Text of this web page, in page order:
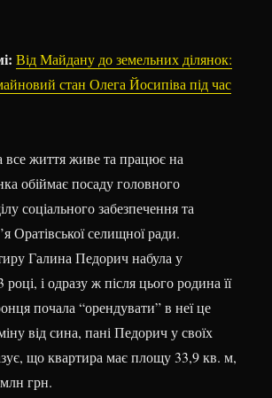
Від Майдану до земельних ділянок:
стан Олега Йосипіва під час
все життя живе та працює на
обіймає посаду головного
соціального забезпечення та
Оратівської селищної ради.
Галина Педорич набула у
році, і одразу ж після цього родина її
почала “орендувати” в неї це
від сина, пані Педорич у своїх
що квартира має площу 33,9 кв. м,
млн грн.